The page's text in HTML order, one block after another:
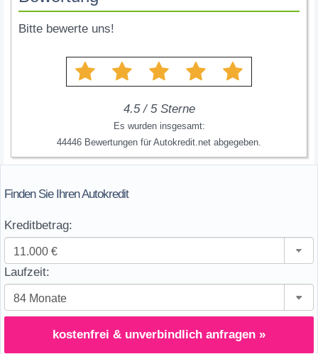
Bitte bewerte uns!
4.5/ 5Sterne
Es wurden insgesamt:
44446 Bewertungen für Autokredit.net abgegeben.
Finden Sie Ihren Autokredit
Kreditbetrag:
Laufzeit:
kostenfrei & unverbindlich anfragen »